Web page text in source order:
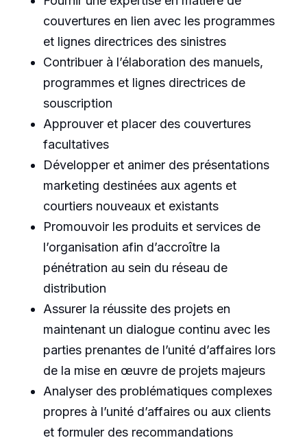
couvertures en lien avec les programmes
et lignes directrices des sinistres
Contribuer à l’élaboration des manuels,
programmes et lignes directrices de
souscription
Approuver et placer des couvertures
facultatives
Développer et animer des présentations
marketing destinées aux agents et
courtiers nouveaux et existants
Promouvoir les produits et services de
l’organisation afin d’accroître la
pénétration au sein du réseau de
distribution
Assurer la réussite des projets en
maintenant un dialogue continu avec les
parties prenantes de l’unité d’affaires lors
de la mise en œuvre de projets majeurs
Analyser des problématiques complexes
propres à l’unité d’affaires ou aux clients
et formuler des recommandations